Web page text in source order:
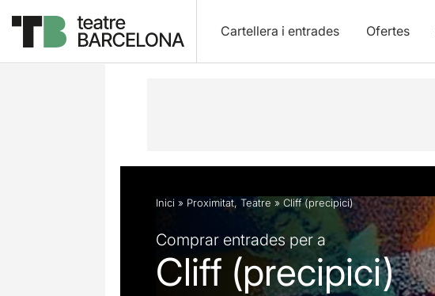
Cartellera i entrades Ofertes
Descripció Fitxa artística Opinions
Inici » Proximitat, Teatre » Cliff (precipici)
Comprar entrades per a
Cliff (precipici)